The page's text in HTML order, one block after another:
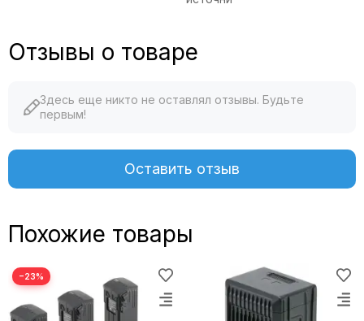
Отзывы о товаре
Здесь еще никто не оставлял отзывы. Будьте
первым!
Оставить отзыв
Похожие товары
−23%